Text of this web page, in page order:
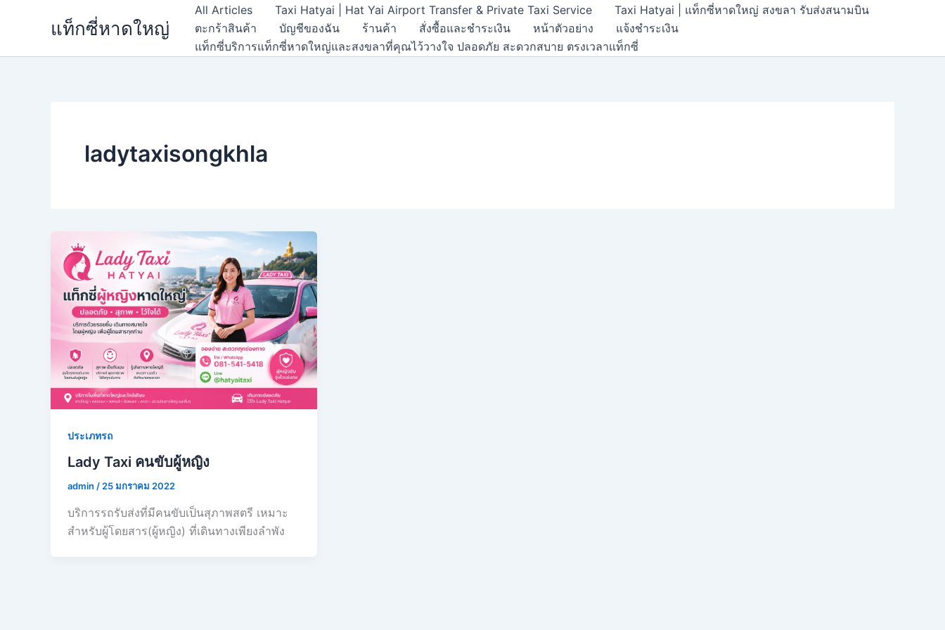
แท็กซี่หาดใหญ่
All Articles Taxi Hatyai | Hat Yai Airport Transfer & Private Taxi Service
Taxi Hatyai | แท็กซี่หาดใหญ่ สงขลา รับส่งสนามบิน
ตะกร้าสินค้า
บัญชีของฉัน ร้านค้า สั่งซื้อและชำระเงิน หน้าตัวอย่าง
แจ้งชำระเงิน
แท็กซี่บริการแท็กซี่หาดใหญ่และสงขลาที่คุณไว้วางใจ ปลอดภัย สะดวกสบาย ตรงเวลาแท็กซี่
ladytaxisongkhla
ประเภทรถ
Lady Taxi คนขับผู้หญิง
admin /25 มกราคม 2022
บริการรถรับส่งที่มีคนขับเป็นสุภาพสตรี เหมาะ
สำหรับผู้โดยสาร(ผู้หญิง) ที่เดินทางเพียงลำพัง